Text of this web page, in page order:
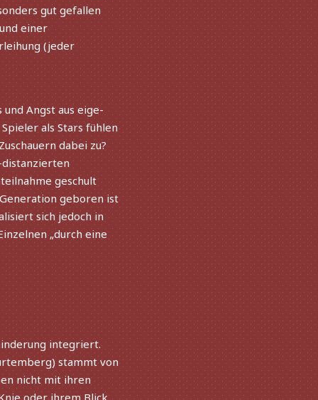
gut gefal­len
einer
(jeder
und Angst aus eige­
als Stars fühlen
dabei zu?
geschult
gebo­ren ist
sich jedoch in
„durch eine
inte­griert.
stammt von
nicht mit ihren
oder ihrem Blick